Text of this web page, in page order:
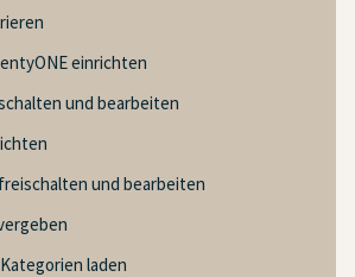
einrichten
und bearbeiten
und bearbeiten
laden